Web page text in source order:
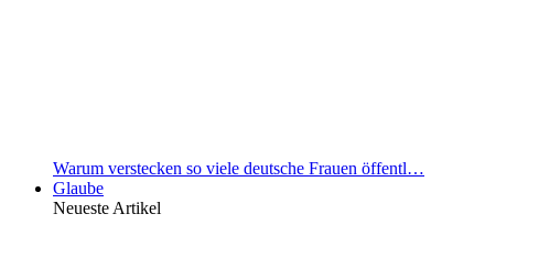
Warum verstecken so viele deutsche Frauen öffentl…
Glaube
Neueste Artikel